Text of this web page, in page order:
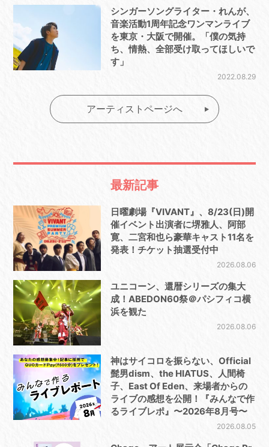
シンガーソングライター・れんが、
音楽活動1周年記念ワンマンライブ
を東京・大阪で開催。「僕の気持
ち、情熱、全部受け取ってほしいで
す」
2022.08.29
アーティストページへ
最新記事
日曜劇場『VIVANT』、8/23(日)開
催イベント出演者に堺雅人、阿部
寛、二宮和也ら豪華キャスト11名を
発表！チケット抽選受付中
2026.08.06
ユニコーン、還暦シリーズの集大
成！ABEDON60祭＠パシフィコ横
浜を観た
2026.08.06
神はサイコロを振らない、Official
髭男dism、the HIATUS、人間椅
子、East Of Eden、来場者からの
ライブの感想を公開！『みんなで作
るライブレポ』〜2026年8月号〜
2026.08.05